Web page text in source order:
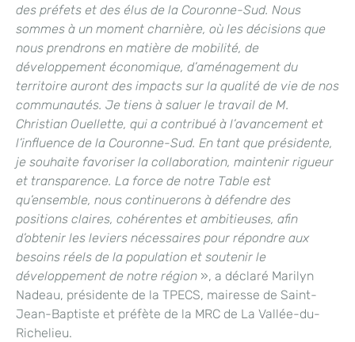
des préfets et des élus de la Couronne-Sud. Nous
sommes à un moment charnière, où les décisions que
nous prendrons en matière de mobilité, de
développement économique, d’aménagement du
territoire auront des impacts sur la qualité de vie de nos
communautés. Je tiens à saluer le travail de M.
Christian Ouellette, qui a contribué à l’avancement et
l’influence de la Couronne-Sud. En tant que présidente,
je souhaite favoriser la collaboration, maintenir rigueur
et transparence. La force de notre Table est
qu’ensemble, nous continuerons à défendre des
positions claires, cohérentes et ambitieuses, afin
d’obtenir les leviers nécessaires pour répondre aux
besoins réels de la population et soutenir le
développement de notre région », a déclaré Marilyn
Nadeau, présidente de la TPECS, mairesse de Saint-
Jean-Baptiste et préfète de la MRC de La Vallée-du-
Richelieu.